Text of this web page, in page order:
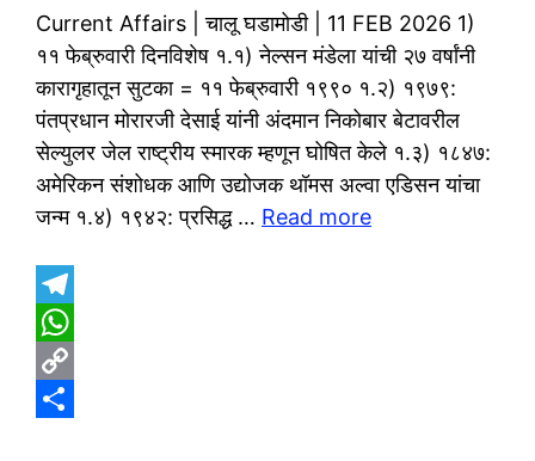
Current Affairs | चालू घडामोडी | 11 FEB 2026 1)
११ फेब्रुवारी दिनविशेष १.१) नेल्सन मंडेला यांची २७ वर्षांनी
कारागृहातून सुटका = ११ फेब्रुवारी १९९० १.२) १९७९:
पंतप्रधान मोरारजी देसाई यांनी अंदमान निकोबार बेटावरील
सेल्युलर जेल राष्ट्रीय स्मारक म्हणून घोषित केले १.३) १८४७:
अमेरिकन संशोधक आणि उद्योजक थॉमस अल्वा एडिसन यांचा
जन्म १.४) १९४२: प्रसिद्ध … Read more
T
e
W
h
C